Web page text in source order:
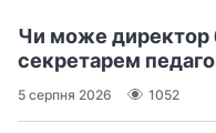
Чи може директор
секретарем
5 серпня 2026 1052